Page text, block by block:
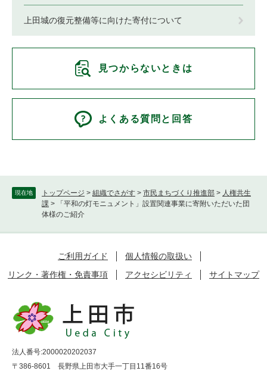
現在地 トップページ > 組織でさがす > 市民まちづくり推進部 > 人権共生
課 >
「平和の灯モニュメント」設置関連事業に寄附いただいた団
体様のご紹介
上田城の復元整備等に向けた寄付について
見つからないときは
よくある質問と回答
ご利用ガイド
個人情報の取扱い
リンク・著作権・免責事項
アクセシビリティ サイトマップ
法人番号:2000020202037
〒386-8601 長野県上田市大手一丁目11番16号